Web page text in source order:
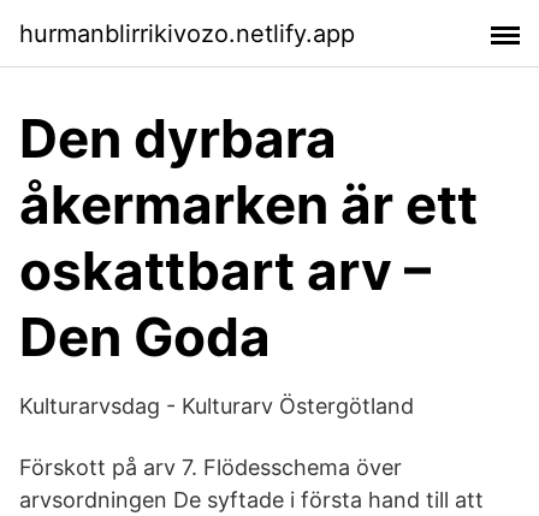
hurmanblirrikivozo.netlify.app
Den dyrbara
åkermarken är ett
oskattbart arv –
Den Goda
Kulturarvsdag - Kulturarv Östergötland
Förskott på arv 7. Flödesschema över
arvsordningen De syftade i första hand till att